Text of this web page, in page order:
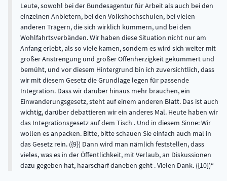
Leute, sowohl bei der Bundesagentur für Arbeit als auch bei den
einzelnen Anbietern, bei den Volkshochschulen, bei vielen
anderen Trägern, die sich wirklich kümmern, und bei den
Wohlfahrtsverbänden. Wir haben diese Situation nicht nur am
Anfang erlebt, als so viele kamen, sondern es wird sich weiter mit
großer Anstrengung und großer Offenherzigkeit gekümmert und
bemüht, und vor diesem Hintergrund bin ich zuversichtlich, dass
wir mit diesem Gesetz die Grundlage legen für passende
Integration. Dass wir darüber hinaus mehr brauchen, ein
Einwanderungsgesetz, steht auf einem anderen Blatt. Das ist auch
wichtig, darüber debattieren wir ein anderes Mal. Heute haben wir
das Integrationsgesetz auf dem Tisch . Und in diesem Sinne: Wir
wollen es anpacken. Bitte, bitte schauen Sie einfach auch mal in
das Gesetz rein. ({9}) Dann wird man nämlich feststellen, dass
vieles, was es in der Öffentlichkeit, mit Verlaub, an Diskussionen
dazu gegeben hat, haarscharf daneben geht . Vielen Dank. ({10})